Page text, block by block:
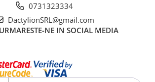
0731323334
DactylionSRL@gmail.com
URMARESTE-NE IN SOCIAL MEDIA